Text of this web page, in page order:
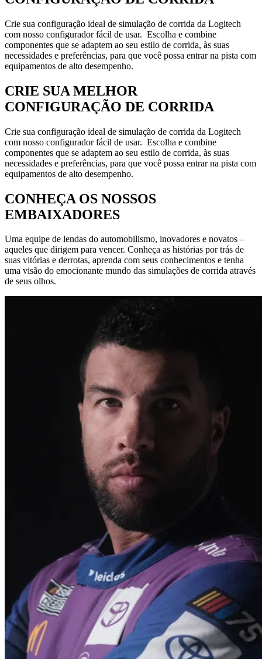
Crie sua configuração ideal de simulação de corrida da Logitech
com nosso configurador fácil de usar. Escolha e combine
componentes que se adaptem ao seu estilo de corrida, às suas
necessidades e preferências, para que você possa entrar na pista com
equipamentos de alto desempenho.
CRIE SUA MELHOR
CONFIGURAÇÃO DE CORRIDA
Crie sua configuração ideal de simulação de corrida da Logitech
com nosso configurador fácil de usar. Escolha e combine
componentes que se adaptem ao seu estilo de corrida, às suas
necessidades e preferências, para que você possa entrar na pista com
equipamentos de alto desempenho.
CONHEÇA OS NOSSOS
EMBAIXADORES
Uma equipe de lendas do automobilismo, inovadores e novatos –
aqueles que dirigem para vencer. Conheça as histórias por trás de
suas vitórias e derrotas, aprenda com seus conhecimentos e tenha
uma visão do emocionante mundo das simulações de corrida através
de seus olhos.